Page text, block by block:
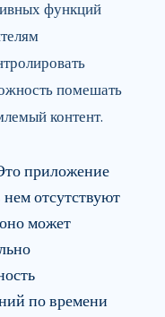
функций
помешать
контент.
приложение
отсутствуют
может
по времени